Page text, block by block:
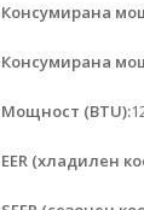
Консумирана
Консумирана
Мощност (BTU):
EER (хладилен